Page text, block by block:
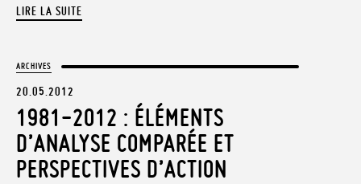
LIRE LA SUITE
ARCHIVES
20.05.2012
1981-2012 : ÉLÉMENTS
D’ANALYSE COMPARÉE ET
PERSPECTIVES D’ACTION